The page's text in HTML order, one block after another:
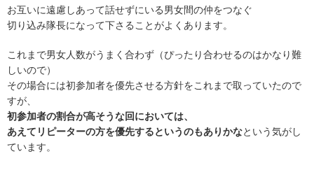
お互いに遠慮しあって話せずにいる男女間の仲をつなぐ
切り込み隊長になって下さることがよくあります。
これまで男女人数がうまく合わず（ぴったり合わせるのはかなり難
しいので）
その場合には初参加者を優先させる方針をこれまで取っていたので
すが、
初参加者の割合が高そうな回においては、
あえてリピーターの方を優先するというのもありかなという気がし
ています。